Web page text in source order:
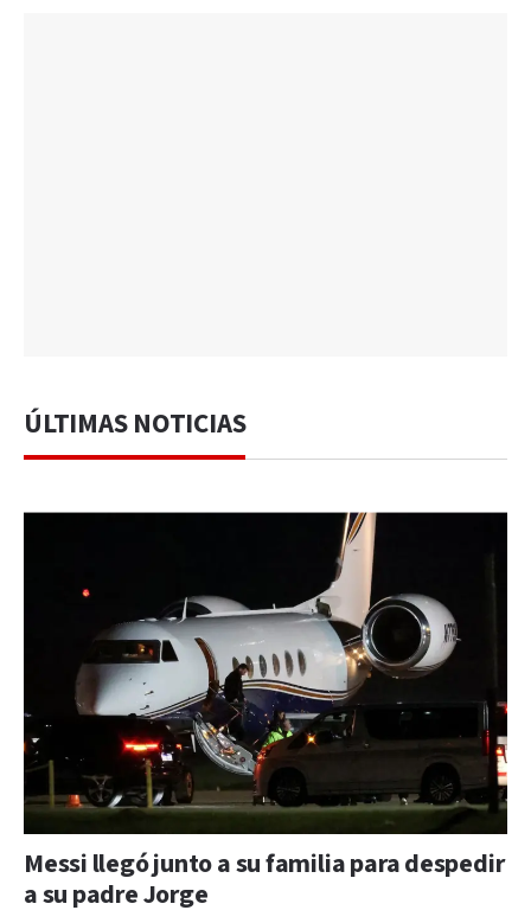
ÚLTIMAS NOTICIAS
Messi llegó junto a su familia para despedir
a su padre Jorge